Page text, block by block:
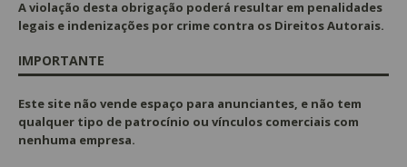
A violação desta obrigação poderá resultar em penalidades
legais e indenizações por crime contra os Direitos Autorais.
IMPORTANTE
Este site não vende espaço para anunciantes, e não tem
qualquer tipo de patrocínio ou vínculos comerciais com
nenhuma empresa.